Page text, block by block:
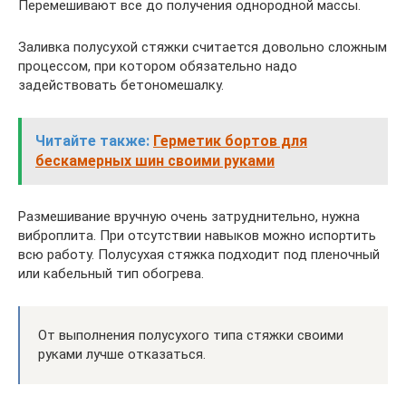
Перемешивают все до получения однородной массы.
Заливка полусухой стяжки считается довольно сложным
процессом, при котором обязательно надо
задействовать бетономешалку.
Читайте также: Герметик бортов для
бескамерных шин своими руками
Размешивание вручную очень затруднительно, нужна
виброплита. При отсутствии навыков можно испортить
всю работу. Полусухая стяжка подходит под пленочный
или кабельный тип обогрева.
От выполнения полусухого типа стяжки своими
руками лучше отказаться.